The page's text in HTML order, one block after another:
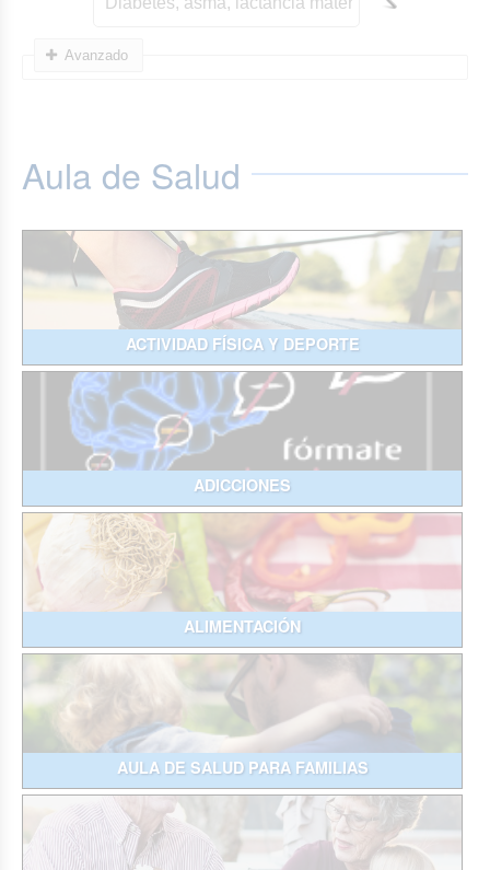
Avanzado
Aula de Salud
ACTIVIDAD FÍSICA Y DEPORTE
ADICCIONES
ALIMENTACIÓN
AULA DE SALUD PARA FAMILIAS